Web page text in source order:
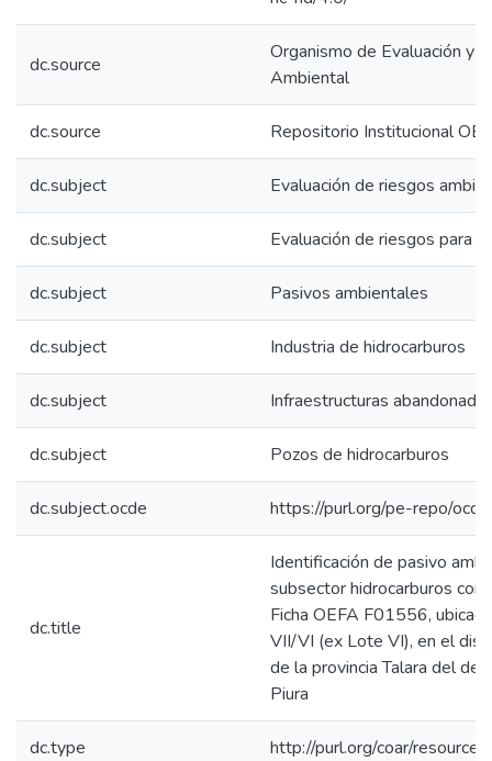
dc.source
Organismo de Evaluación y
Ambiental
dc.source Repositorio Institucional
dc.subject Evaluación de riesgos
dc.subject Evaluación de riesgos para
dc.subject Pasivos ambientales
dc.subject Industria de hidrocarburos
dc.subject Infraestructuras
dc.subject Pozos de hidrocarburos
dc.subject.ocde https://purl.org/pe-repo/
dc.title
Identificación de pasivo
subsector hidrocarburos con
Ficha OEFA F01556,
VII/VI (ex Lote VI), en el
de la provincia Talara del
Piura
dc.type http://purl.org/coar/